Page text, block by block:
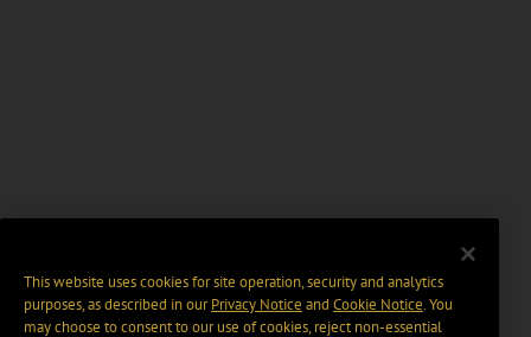
This website uses cookies for site operation, security and analytics
purposes, as described in ourPrivacy Notice and Cookie Notice. You
may choose to consent to our use of cookies, reject non-essential